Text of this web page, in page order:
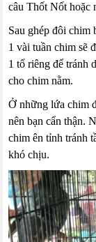
câu Thốt Nốt hoặc
Sau ghép đôi chim
1 vài tuần chim sẽ
1 tổ riêng để tránh
cho chim nằm.
Ở những lứa chim
nên bạn cẩn thận.
chim ên tỉnh tránh
khó chịu.